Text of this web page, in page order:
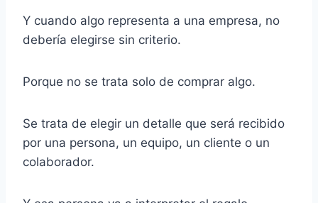
Y cuando algo representa a una empresa, no
debería elegirse sin criterio.
Porque no se trata solo de comprar algo.
Se trata de elegir un detalle que será recibido
por una persona, un equipo, un cliente o un
colaborador.